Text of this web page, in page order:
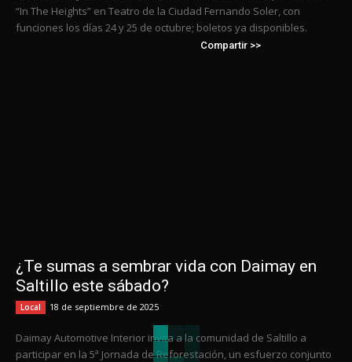
“In The Heights” en Teatro de la Ciudad Fernando Soler, con
funciones los días 24 y 25 de octubre; boletos ya disponibles.
Compartir >>
¿Te sumas a sembrar vida con Daimay en
Saltillo este sábado?
Local 18 de septiembre de 2025
Daimay Automotive Interior invita a la comunidad de Saltillo a
participar en la 5ª Jornada de Reforestación, un esfuerzo conjunto